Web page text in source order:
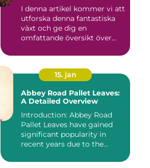
ditt hem eller trädgård
I denna artikel kommer vi att
utforska denna fantastiska
växt och ge dig en
omfattande översikt över...
15. jan
Abbey Road Pallet Leaves:
A Detailed Overview
Introduction: Abbey Road
Pallet Leaves have gained
significant popularity in
recent years due to the...